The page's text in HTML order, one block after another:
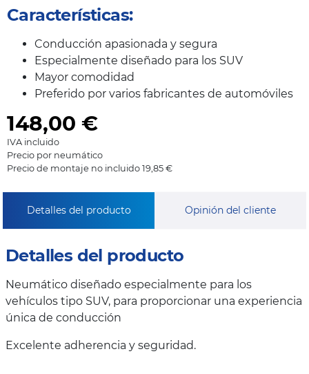
Características:
Conducción apasionada y segura
Especialmente diseñado para los SUV
Mayor comodidad
Preferido por varios fabricantes de automóviles
148,00 €
IVA incluido
Precio por neumático
Precio de montaje no incluido 19,85 €
Detalles del producto Opinión del cliente
Detalles del producto
Neumático diseñado especialmente para los
vehículos tipo SUV, para proporcionar una experiencia
única de conducción
Excelente adherencia y seguridad.